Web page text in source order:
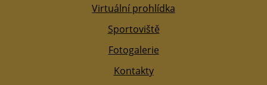
Virtuální prohlídka
Sportoviště
Fotogalerie
Kontakty